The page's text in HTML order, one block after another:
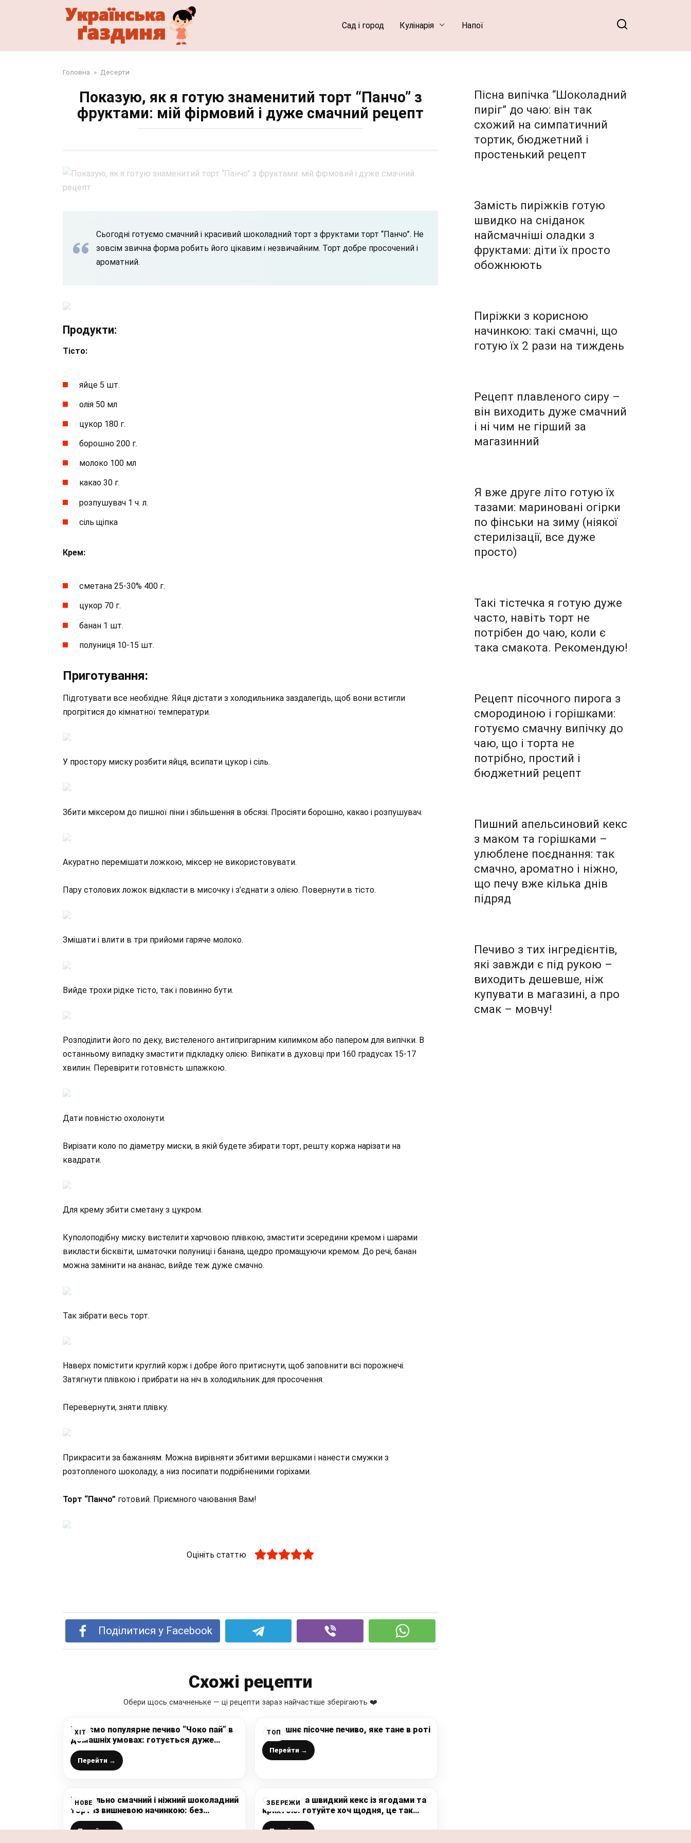
Сад і город Кулінарія Напої
Головна » Десерти
Показую, як я готую знаменитий торт “Панчо” з
фруктами: мій фірмовий і дуже смачний рецепт
Сьогодні готуємо смачний і красивий шоколадний торт з фруктами торт “Панчо”. Не
зовсім звична форма робить його цікавим і незвичайним. Торт добре просочений і
ароматний.
Продукти:
Тісто:
яйце 5 шт.
олія 50 мл
цукор 180 г.
борошно 200 г.
молоко 100 мл
какао 30 г.
розпушувач 1 ч. л.
сіль щіпка
Крем:
сметана 25-30% 400 г.
цукор 70 г.
банан 1 шт.
полуниця 10-15 шт.
Приготування:
Підготувати все необхідне. Яйця дістати з холодильника заздалегідь, щоб вони встигли
прогрітися до кімнатної температури.
У простору миску розбити яйця, всипати цукор і сіль.
Збити міксером до пишної піни і збільшення в обсязі. Просіяти борошно, какао і розпушувач.
Акуратно перемішати ложкою, міксер не використовувати.
Пару столових ложок відкласти в мисочку і з’єднати з олією. Повернути в тісто.
Змішати і влити в три прийоми гаряче молоко.
Вийде трохи рідке тісто, так і повинно бути.
Розподілити його по деку, вистеленого антипригарним килимком або папером для випічки. В
останньому випадку змастити підкладку олією. Випікати в духовці при 160 градусах 15-17
хвилин. Перевірити готовність шпажкою.
Дати повністю охолонути.
Вирізати коло по діаметру миски, в якій будете збирати торт, решту коржа нарізати на
квадрати.
Для крему збити сметану з цукром.
Куполоподібну миску вистелити харчовою плівкою, змастити зсередини кремом і шарами
викласти бісквіти, шматочки полуниці і банана, щедро промащуючи кремом. До речі, банан
можна замінити на ананас, вийде теж дуже смачно.
Так зібрати весь торт.
Наверх помістити круглий корж і добре його притиснути, щоб заповнити всі порожнечі.
Затягнути плівкою і прибрати на ніч в холодильник для просочення.
Перевернути, зняти плівку.
Прикрасити за бажанням. Можна вирівняти збитими вершками і нанести смужки з
розтопленого шоколаду, а низ посипати подрібненими горіхами.
Торт “Панчо” готовий. Приємного чаювання Вам!
Оцініть статтю
Поділитися у Facebook
Схожі рецепти
Обери щось смачненьке — ці рецепти зараз найчастіше зберігають ❤️
ХІТ
Готуємо популярне печиво “Чоко пай” в
домашніх умовах: готується дуже
просто і легко, а виходить смачніше
магазинного, дітки просто в захваті
Перейти →
ТОП
Домашнє пісочне печиво, яке тане в роті
Перейти →
НОВЕ
Нереально смачний і ніжний шоколадний
торт із вишневою начинкою: без
духовки, без дорогих продуктів,
смачний та простий в приготуванні
Перейти →
ЗБЕРЕЖИ
Смачний та швидкий кекс із ягодами та
крихтою: готуйте хоч щодня, це так
просто і легко, змішала і в духовку
Перейти →
Пісна випічка “Шоколадний
пиріг” до чаю: він так
схожий на симпатичний
тортик, бюджетний і
простенький рецепт
Замість пиріжків готую
швидко на сніданок
найсмачніші оладки з
фруктами: діти їх просто
обожнюють
Пиріжки з корисною
начинкою: такі смачні, що
готую їх 2 рази на тиждень
Рецепт плавленого сиру –
він виходить дуже смачний
і ні чим не гірший за
магазинний
Я вже друге літо готую їх
тазами: мариновані огірки
по фінськи на зиму (ніякої
стерилізації, все дуже
просто)
Такі тістечка я готую дуже
часто, навіть торт не
потрібен до чаю, коли є
така смакота. Рекомендую!
Рецепт пісочного пирога з
смородиною і горішками:
готуємо смачну випічку до
чаю, що і торта не
потрібно, простий і
бюджетний рецепт
Пишний апельсиновий кекс
з маком та горішками –
улюблене поєднання: так
смачно, ароматно і ніжно,
що печу вже кілька днів
підряд
Печиво з тих інгредієнтів,
які завжди є під рукою –
виходить дешевше, ніж
купувати в магазині, а про
смак – мовчу!